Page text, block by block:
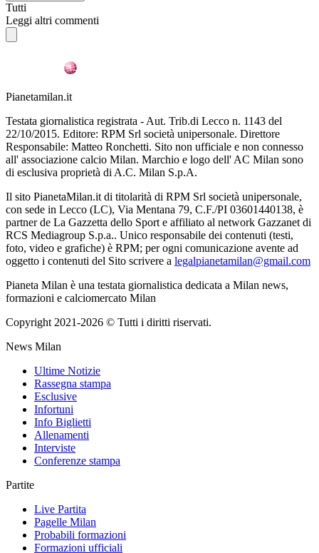
Tutti
Leggi altri commenti
Pianetamilan.it
Testata giornalistica registrata - Aut. Trib.di Lecco n. 1143 del
22/10/2015. Editore: RPM Srl società unipersonale. Direttore
Responsabile: Matteo Ronchetti. Sito non ufficiale e non connesso
all' associazione calcio Milan. Marchio e logo dell' AC Milan sono
di esclusiva proprietà di A.C. Milan S.p.A.
Il sito PianetaMilan.it di titolarità di RPM Srl società unipersonale,
con sede in Lecco (LC), Via Mentana 79, C.F./PI 03601440138, è
partner de La Gazzetta dello Sport e affiliato al network Gazzanet di
RCS Mediagroup S.p.a.. Unico responsabile dei contenuti (testi,
foto, video e grafiche) è RPM; per ogni comunicazione avente ad
oggetto i contenuti del Sito scrivere a legalpianetamilan@gmail.com
Pianeta Milan è una testata giornalistica dedicata a Milan news,
formazioni e calciomercato Milan
Copyright 2021-2026 © Tutti i diritti riservati.
News Milan
Ultime Notizie
Rassegna stampa
Esclusive
Infortuni
Info Biglietti
Allenamenti
Interviste
Conferenze stampa
Partite
Live Partita
Pagelle Milan
Probabili formazioni
Formazioni ufficiali